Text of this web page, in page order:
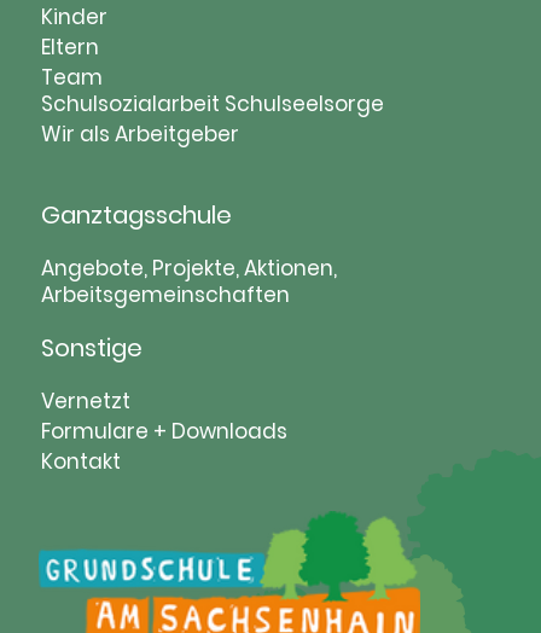
Navigation
überspringen
Kinder
Eltern
Team
Schulsozialarbeit Schulseelsorge
Wir als Arbeitgeber
Ganztagsschule
Navigation
überspringen
Angebote, Projekte, Aktionen,
Arbeitsgemeinschaften
Sonstige
Navigation
überspringen
Vernetzt
Formulare + Downloads
Kontakt